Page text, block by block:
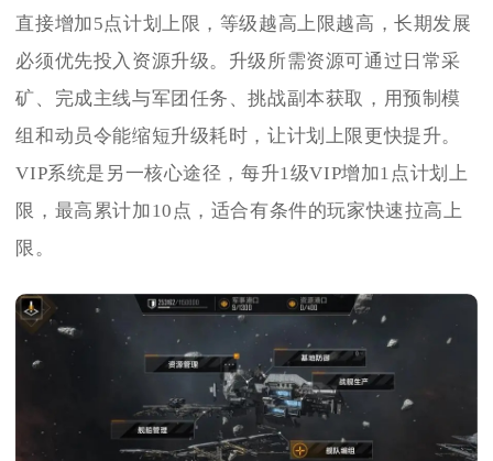
直接增加5点计划上限，等级越高上限越高，长期发展
必须优先投入资源升级。升级所需资源可通过日常采
矿、完成主线与军团任务、挑战副本获取，用预制模
组和动员令能缩短升级耗时，让计划上限更快提升。
VIP系统是另一核心途径，每升1级VIP增加1点计划上
限，最高累计加10点，适合有条件的玩家快速拉高上
限。